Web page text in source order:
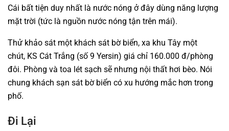
Cái bất tiện duy nhất là nước nóng ở đây dùng năng lượng
mặt trời (tức là nguồn nước nóng tận trên mái).
Thử khảo sát một khách sát bờ biển, xa khu Tây một
chút, KS Cát Trắng (số 9 Yersin) giá chỉ 160.000 đ/phòng
đôi. Phòng và toa lét sạch sẽ nhưng nội thất hơi bèo. Nói
chung khách sạn sát bờ biển có xu hướng mắc hơn trong
phố.
Đi Lại